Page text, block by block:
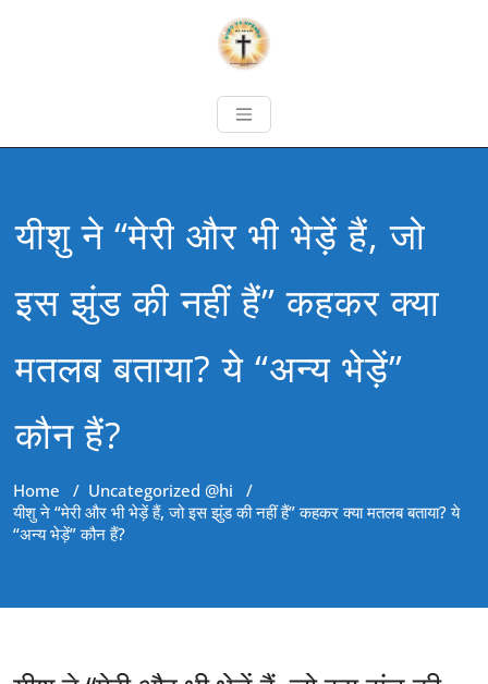
यीशु ने “मेरी और भी भेड़ें हैं, जो
इस झुंड की नहीं हैं” कहकर क्या
मतलब बताया? ये “अन्य भेड़ें”
कौन हैं?
Home / Uncategorized @hi /
यीशु ने “मेरी और भी भेड़ें हैं, जो इस झुंड की नहीं हैं” कहकर क्या मतलब बताया? ये
“अन्य भेड़ें” कौन हैं?